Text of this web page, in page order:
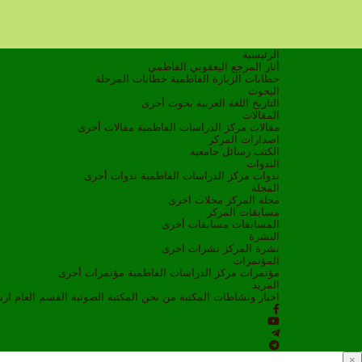
الرئيسية
أثار المرجع اليعقوبي الفاطمي
خطابات الزيارة الفاطمية خطابات المرحلة
البحوث
التاريخ
اللغة العربية بحوث أخرى
المقالات
مقالات مركز الدراسات الفاطمية مقالات أخرى
اصدارات المركز
الكتب رسائل جامعية
الندوات
ندوات مركز الدراسات الفاطمية ندوات أخرى
المجلة
مجلة المركز مجلات اخرى
مسابقات المركز
المسابقات مسابقات أخرى
النشرة
نشرة المركز نشرات اخرى
المؤتمرات
مؤتمرات مركز الدراسات الفاطمية مؤتمرات أخرى
المزيد
اخبار ونشاطات
المكتبة من نحن المكتبة الصوتية القسم العام